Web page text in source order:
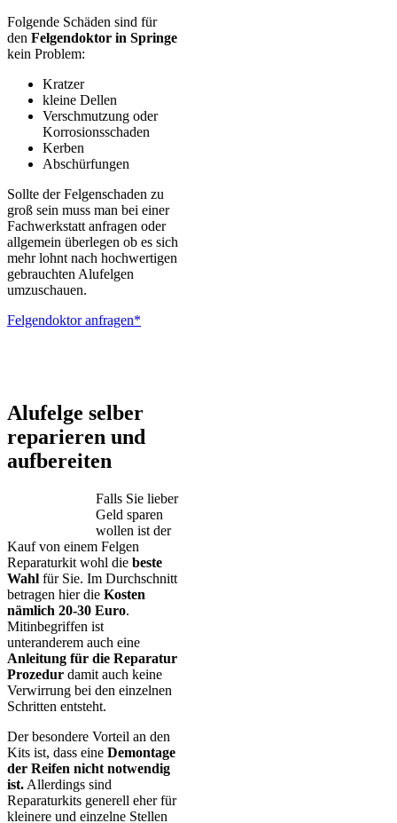
Folgende Schäden sind für
den Felgendoktor in Springe
kein Problem:
Kratzer
kleine Dellen
Verschmutzung oder
Korrosionsschaden
Kerben
Abschürfungen
Sollte der Felgenschaden zu
groß sein muss man bei einer
Fachwerkstatt anfragen oder
allgemein überlegen ob es sich
mehr lohnt nach hochwertigen
gebrauchten Alufelgen
umzuschauen.
Felgendoktor anfragen*
Alufelge selber
reparieren und
aufbereiten
Falls Sie lieber
Geld sparen
wollen ist der
Kauf von einem Felgen
Reparaturkit wohl die beste
Wahl für Sie. Im Durchschnitt
betragen hier die Kosten
nämlich 20-30 Euro.
Mitinbegriffen ist
unteranderem auch eine
Anleitung für die Reparatur
Prozedur damit auch keine
Verwirrung bei den einzelnen
Schritten entsteht.
Der besondere Vorteil an den
Kits ist, dass eine Demontage
der Reifen nicht notwendig
ist. Allerdings sind
Reparaturkits generell eher für
kleinere und einzelne Stellen